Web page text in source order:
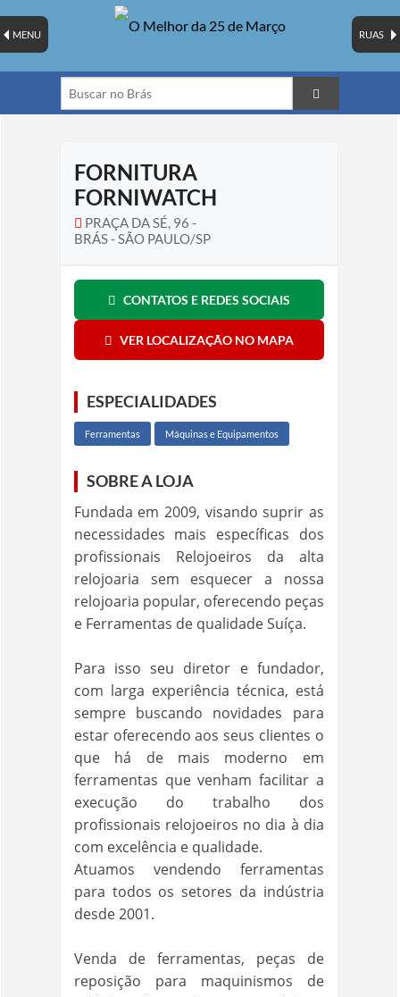
RUAS
MENU
FORNITURA
FORNIWATCH
PRAÇA DA SÉ, 96 -
BRÁS - SÃO PAULO/SP
CONTATOS E REDES SOCIAIS
VER LOCALIZAÇÃO NO MAPA
ESPECIALIDADES
Ferramentas Máquinas e Equipamentos
SOBRE A LOJA
Fundada em 2009, visando suprir as
necessidades mais específicas dos
profissionais Relojoeiros da alta
relojoaria sem esquecer a nossa
relojoaria popular, oferecendo peças
e Ferramentas de qualidade Suíça.
Para isso seu diretor e fundador,
com larga experiência técnica, está
sempre buscando novidades para
estar oferecendo aos seus clientes o
que há de mais moderno em
ferramentas que venham facilitar a
execução do trabalho dos
profissionais relojoeiros no dia à dia
com excelência e qualidade.
Atuamos vendendo ferramentas
para todos os setores da indústria
desde 2001.
Venda de ferramentas, peças de
reposição para maquinismos de